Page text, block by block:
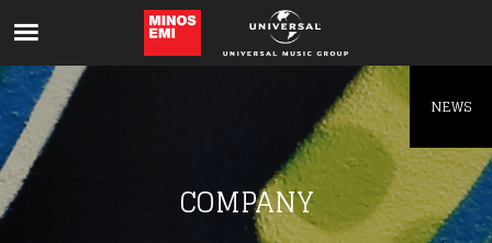
COMPANY
NEWS
Like being first?
Get news from your favorite artists before
everyone else.